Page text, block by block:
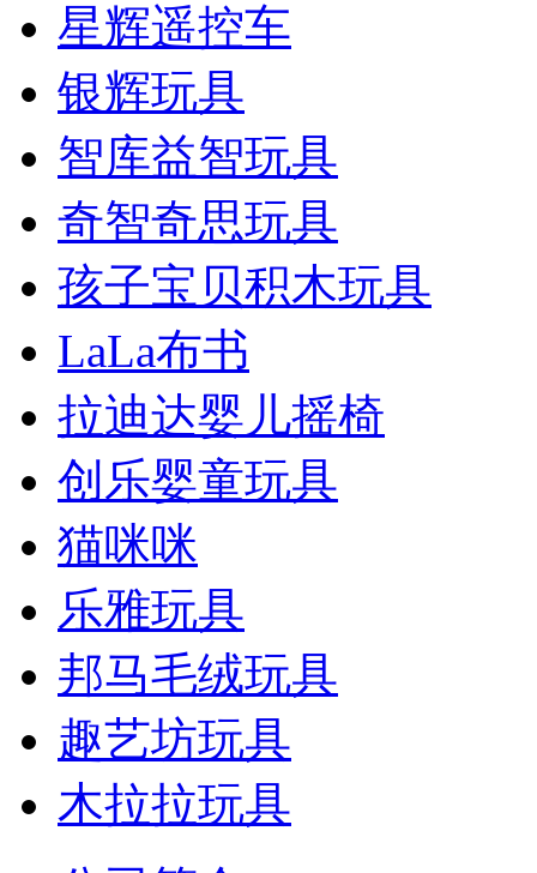
星辉遥控车
银辉玩具
智库益智玩具
奇智奇思玩具
孩子宝贝积木玩具
LaLa布书
拉迪达婴儿摇椅
创乐婴童玩具
猫咪咪
乐雅玩具
邦马毛绒玩具
趣艺坊玩具
木拉拉玩具